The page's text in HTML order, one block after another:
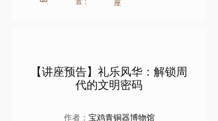
座
【讲座预告】礼乐风华：解锁周
代的文明密码
作者： 宝鸡青铜器博物馆